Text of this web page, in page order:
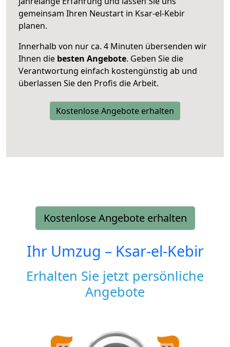
gemeinsam Ihren Neustart in Ksar-el-Kebir
planen.
Innerhalb von nur ca. 4 Minuten übersenden wir
Ihnen die besten Angebote. Geben Sie die
Verantwortung einfach kostengünstig ab und
überlassen Sie den Profis die Arbeit.
Kostenlose Angebote erhalten
Kostenlose Angebote erhalten
Ihr Umzug – Ksar-el-Kebir
Erhalten Sie jetzt persönliche
Angebote